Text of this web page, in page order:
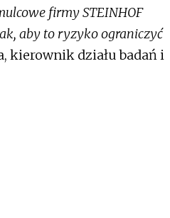
firmy STEINHOF
aby to ryzyko ograniczyć
kierownik działu badań i